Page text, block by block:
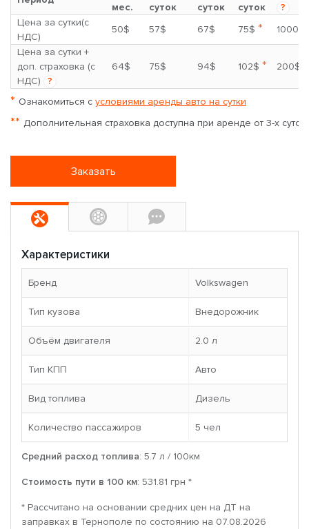
мес.
суток
суток
суток
?
Цена за сутки(с
НДС)
50$ 57$ 67$ 75$ *
1000$
Цена за сутки +
доп. страховка (с
НДС)
?
64$ 75$ 94$ 102$ * 200$
* Ознакомиться с условиями аренды авто на сутки
** Дополнительная страховка доступна при аренде от 3-х суток
Заказать
Характеристики
Бренд Volkswagen
Тип кузова Внедорожник
Объём двигателя 2.0 л
Тип КПП Авто
Вид топлива Дизель
Количество пассажиров 5 чел
Средний расход топлива: 5.7 л / 100км
Стоимость пути в 100 км: 531.81 грн *
* Рассчитано на основании средних цен на ДТ на
заправках в Тернополе по состоянию на 07.08.2026